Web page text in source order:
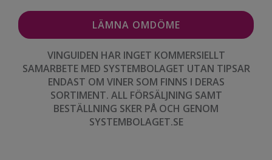
VINGUIDEN HAR INGET KOMMERSIELLT
SAMARBETE MED SYSTEMBOLAGET UTAN TIPSAR
ENDAST OM VINER SOM FINNS I DERAS
SORTIMENT. ALL FÖRSÄLJNING SAMT
BESTÄLLNING SKER PÅ OCH GENOM
SYSTEMBOLAGET.SE